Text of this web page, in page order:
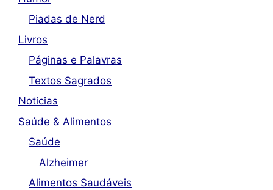
Piadas de Nerd
Livros
Páginas e Palavras
Textos Sagrados
Noticias
Saúde & Alimentos
Saúde
Alzheimer
Alimentos Saudáveis